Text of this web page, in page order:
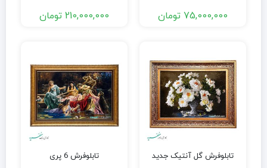
75,000,000 تومان 210,000,000 تومان
تابلوفرش گل آنتیک جدید تابلوفرش 6 پری